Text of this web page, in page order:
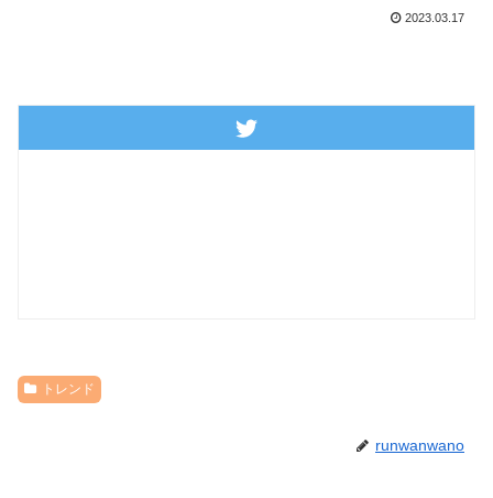
2023.03.17
トレンド
runwanwano